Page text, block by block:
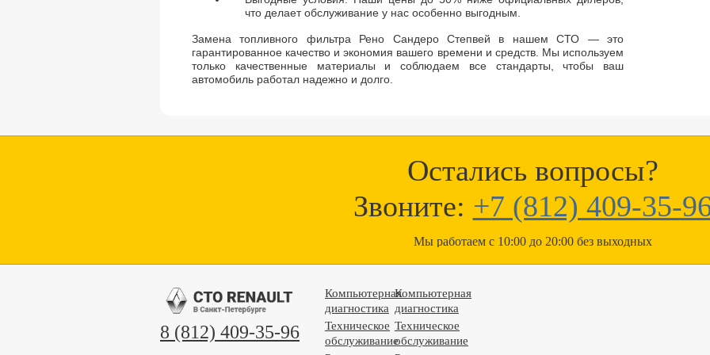
что делает обслуживание у нас особенно выгодным.
Замена топливного фильтра Рено Сандеро Степвей в нашем СТО — это
гарантированное качество и экономия вашего времени и средств. Мы используем
только качественные материалы и соблюдаем все стандарты, чтобы ваш
автомобиль работал надежно и долго.
Остались вопросы?
Звоните: +7 (812) 409-35-
Мы работаем с 10:00 до 20:00 без выходных
8 (812) 409-35-96
Компьютерная
диагностика
Техническое
обслуживание
Компьютерная
диагностика
Техническое
обслуживание